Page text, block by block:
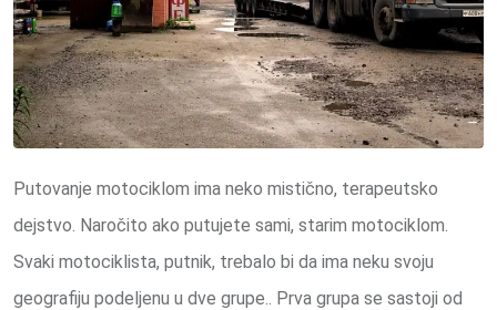
Putovanje motociklom ima neko mistično, terapeutsko
dejstvo. Naročito ako putujete sami, starim motociklom.
Svaki motociklista, putnik, trebalo bi da ima neku svoju
geografiju podeljenu u dve grupe.. Prva grupa se sastoji od